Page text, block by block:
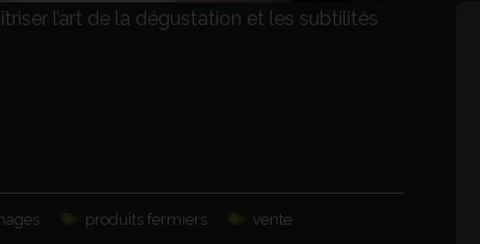
l’art de la dégustation et les subtilités
produits fermiers
vente